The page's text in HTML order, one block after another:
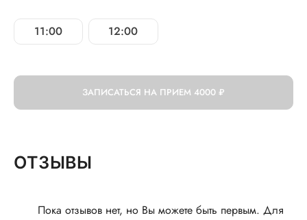
11:00 12:00
ЗАПИСАТЬСЯ НА ПРИЕМ 4000 ₽
ОТЗЫВЫ
Пока отзывов нет, но Вы можете быть первым. Для